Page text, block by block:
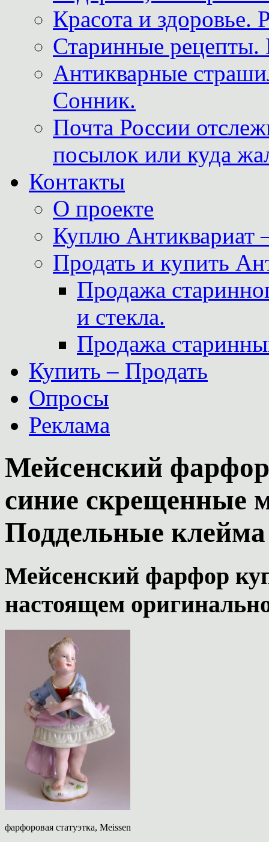
Красота и здоровье.
Старинные рецепты.
Антикварные
Сонник.
Почта России
посылок или куда
Контакты
О проекте
Куплю Антиквариат
Продать и купить
Продажа
и стекла.
Продажа
Купить – Продать
Опросы
Реклама
Мейсенский
синие скрещенные
Поддельные
Мейсенский фарфор
настоящем
фарфоровая статуэтка, Meissen